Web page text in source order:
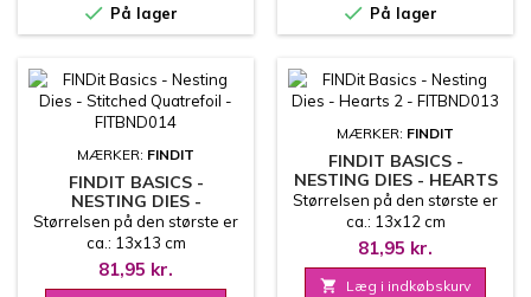
 På lager  På lager
MÆRKER: FINDIT
FINDIT BASICS -
NESTING DIES -
STITCHED QUATREFOIL -
FITBND014
Størrelsen på den største er
ca.: 13x13 cm
81,95 kr.
MÆRKER: FINDIT
FINDIT BASICS -
NESTING DIES - HEARTS
2 - FITBND013
Størrelsen på den største er
ca.: 13x12 cm
81,95 kr.
 Læg i indkøbskurv